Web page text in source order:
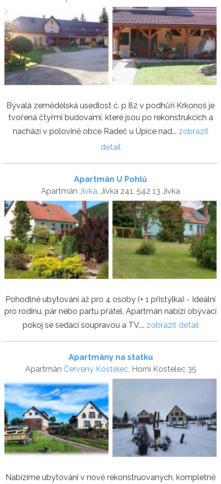
Bývalá zemědělská usedlost č. p 82 v podhůří Krkonoš je
tvořená čtyřmi budovami, které jsou po rekonstrukcích a
nachází v polovině obce Radeč u Úpice nad... zobrazit
detail
Apartmán U Pohlů
Apartmán Jívka, Jívka 241, 542 13 Jívka
Pohodlné ubytování až pro 4 osoby (+ 1 přistýlka) - Ideální
pro rodinu, pár nebo partu přátel. Apartmán nabízí obývací
pokoj se sedací soupravou a TV,... zobrazit detail
Apartmány na statku
Apartmán Červený Kostelec, Horní Kostelec 35
Nabízíme ubytování v nově rekonstruovaných, kompletně